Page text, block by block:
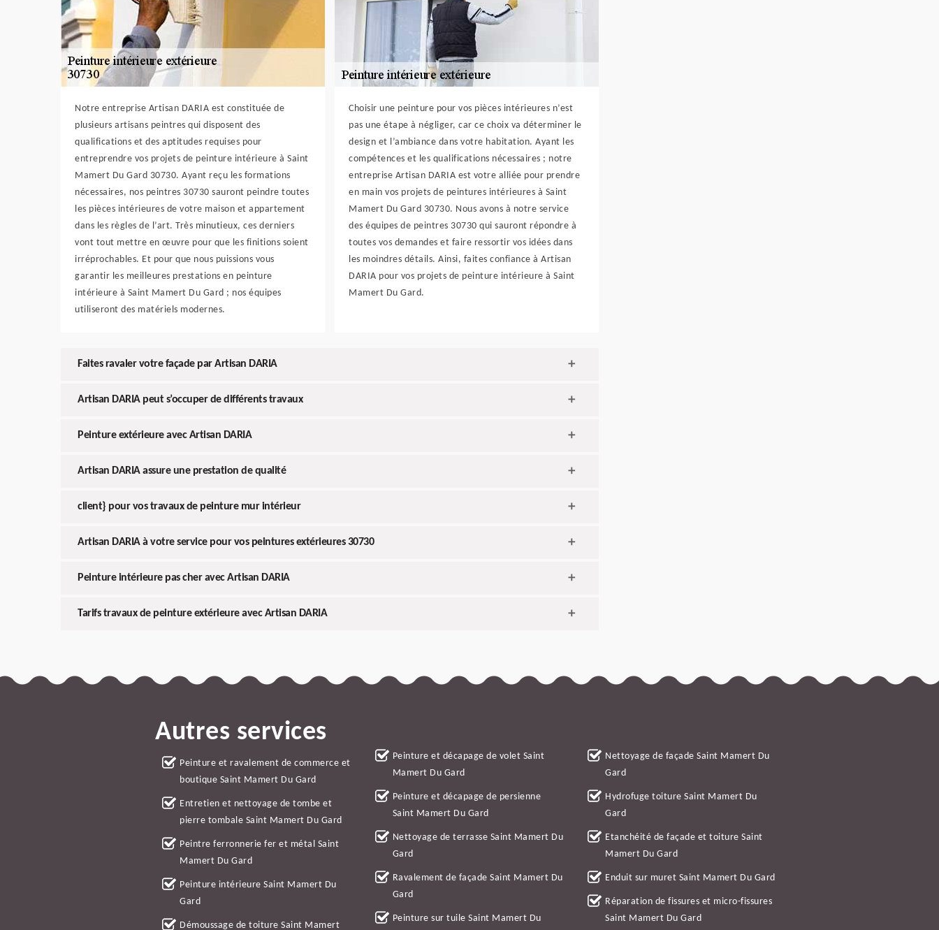
Notre entreprise Artisan DARIA est constituée de
plusieurs artisans peintres qui disposent des
qualifications et des aptitudes requises pour
entreprendre vos projets de peinture intérieure à Saint
Mamert Du Gard 30730. Ayant reçu les formations
nécessaires, nos peintres 30730 sauront peindre toutes
les pièces intérieures de votre maison et appartement
dans les règles de l’art. Très minutieux, ces derniers
vont tout mettre en œuvre pour que les finitions soient
irréprochables. Et pour que nous puissions vous
garantir les meilleures prestations en peinture
intérieure à Saint Mamert Du Gard ; nos équipes
utiliseront des matériels modernes.
Choisir une peinture pour vos pièces intérieures n’est
pas une étape à négliger, car ce choix va déterminer le
design et l’ambiance dans votre habitation. Ayant les
compétences et les qualifications nécessaires ; notre
entreprise Artisan DARIA est votre alliée pour prendre
en main vos projets de peintures intérieures à Saint
Mamert Du Gard 30730. Nous avons à notre service
des équipes de peintres 30730 qui sauront répondre à
toutes vos demandes et faire ressortir vos idées dans
les moindres détails. Ainsi, faites confiance à Artisan
DARIA pour vos projets de peinture intérieure à Saint
Mamert Du Gard.
Faites ravaler votre façade par Artisan DARIA
Artisan DARIA peut s’occuper de différents travaux
Peinture extérieure avec Artisan DARIA
Artisan DARIA assure une prestation de qualité
client} pour vos travaux de peinture mur intérieur
Artisan DARIA à votre service pour vos peintures extérieures 30730
Peinture intérieure pas cher avec Artisan DARIA
Tarifs travaux de peinture extérieure avec Artisan DARIA
Autres services
Peinture et ravalement de commerce et
boutique Saint Mamert Du Gard
Entretien et nettoyage de tombe et
pierre tombale Saint Mamert Du Gard
Peintre ferronnerie fer et métal Saint
Mamert Du Gard
Peinture intérieure Saint Mamert Du
Gard
Démoussage de toiture Saint Mamert
Peinture et décapage de volet Saint
Mamert Du Gard
Peinture et décapage de persienne
Saint Mamert Du Gard
Nettoyage de terrasse Saint Mamert Du
Gard
Ravalement de façade Saint Mamert Du
Gard
Peinture sur tuile Saint Mamert Du
Nettoyage de façade Saint Mamert Du
Gard
Hydrofuge toiture Saint Mamert Du
Gard
Etanchéité de façade et toiture Saint
Mamert Du Gard
Enduit sur muret Saint Mamert Du Gard
Réparation de fissures et micro-fissures
Saint Mamert Du Gard